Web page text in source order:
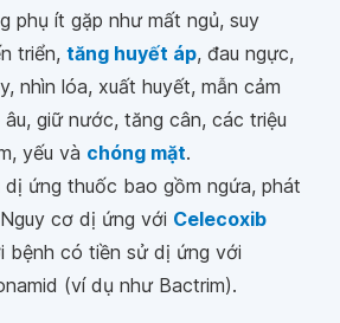
phụ ít gặp như mất ngủ, suy
triển, tăng huyết áp, đau ngực,
nhìn lóa, xuất huyết, mẫn cảm
giữ nước, tăng cân, các triệu
yếu và chóng mặt.
dị ứng thuốc bao gồm ngứa, phát
cơ dị ứng với Celecoxib
bệnh có tiền sử dị ứng với
(ví dụ như Bactrim).